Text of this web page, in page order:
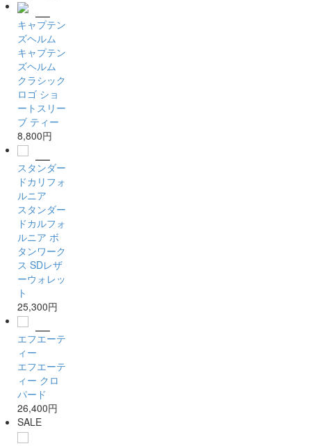
キャプテン
ズヘルム
キャプテン
ズヘルム
クラシック
ロゴ ショ
ートスリー
ブ ティー
8,800円
スタンダー
ドカリフォ
ルニア
スタンダー
ドカルフォ
ルニア ボ
タンワーク
ス SDレザ
ーウォレッ
ト
25,300円
エフエーテ
ィー
エフエーテ
ィー クロ
パード
26,400円
SALE